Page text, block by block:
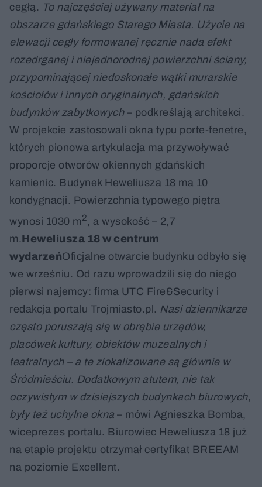
cegłą. To najczęściej używany materiał na
obszarze gdańskiego Starego Miasta. Użycie na
elewacji cegły formowanej ręcznie nada efekt
rozedrganej i niejednorodnej powierzchni ściany,
przypominającej niedoskonałe wątki murarskie
kościołów i innych oryginalnych, gdańskich
budynków zabytkowych– podkreślają architekci.
W projekcie zastosowali okna typu porte-fenetre,
których pionowa artykulacja ma przywoływać
proporcje otworów okiennych gdańskich
kamienic. Budynek Heweliusza 18 ma 10
kondygnacji. Powierzchnia typowego piętra
wynosi 1030 m2, a wysokość – 2,7
m.Heweliusza 18 w centrum
wydarzeńOficjalne otwarcie budynku odbyło się
we wrześniu. Od razu wprowadzili się do niego
pierwsi najemcy: firma UTC Fire&Security i
redakcja portalu Trojmiasto.pl. Nasi dziennikarze
często poruszają się w obrębie urzędów,
placówek kultury, obiektów muzealnych i
teatralnych – a te zlokalizowane są głównie w
Śródmieściu. Dodatkowym atutem, nie tak
oczywistym w dzisiejszych budynkach biurowych,
były też uchylne okna – mówi Agnieszka Bomba,
wiceprezes portalu. Biurowiec Heweliusza 18 już
na etapie projektu otrzymał certyfikat BREEAM
na poziomie Excellent.